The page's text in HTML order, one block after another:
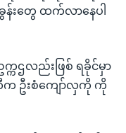
န်းတွေ ထက်လာနေပါ
ကဌလည်းဖြစ် ရခိုင်မှာ
တီက ဦးစံကျော်လှကို ကို